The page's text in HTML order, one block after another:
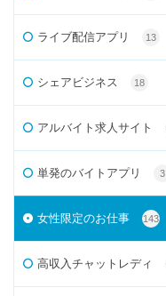
ライブ配信アプリ 13
シェアビジネス 18
アルバイト求人サイト
単発のバイトアプリ 3
女性限定のお仕事 143
高収入チャットレディ